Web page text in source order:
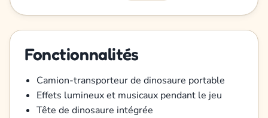
Fonctionnalités
Camion-transporteur de dinosaure portable
Effets lumineux et musicaux pendant le jeu
Tête de dinosaure intégrée